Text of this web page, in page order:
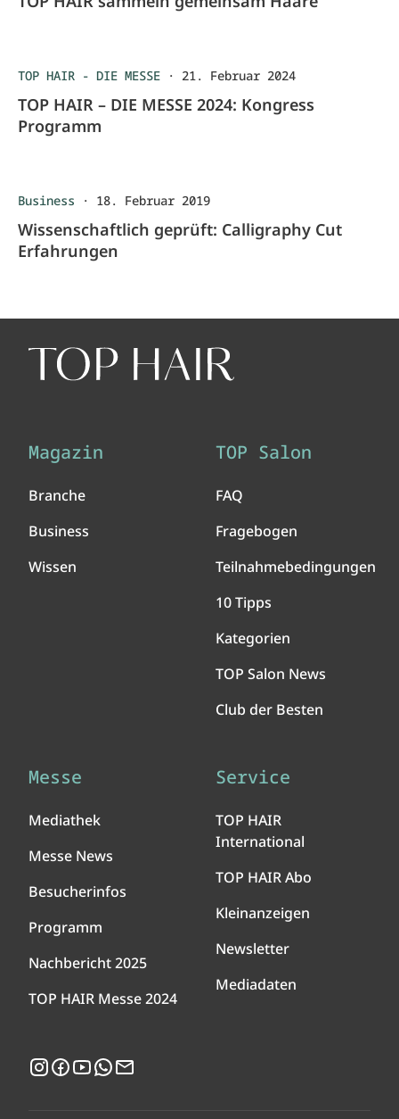
TOP HAIR - DIE MESSE · 21. Februar 2024
TOP HAIR – DIE MESSE 2024: Kongress
Programm
Business · 18. Februar 2019
Wissenschaftlich geprüft: Calligraphy Cut
Erfahrungen
Magazin
Branche
Business
Wissen
TOP Salon
FAQ
Fragebogen
Teilnahmebedingungen
10 Tipps
Kategorien
TOP Salon News
Club der Besten
Messe
Mediathek
Messe News
Besucherinfos
Programm
Nachbericht 2025
TOP HAIR Messe 2024
Service
TOP HAIR
International
TOP HAIR Abo
Kleinanzeigen
Newsletter
Mediadaten
Instagram
Facebook
YouTubeWhatsApp